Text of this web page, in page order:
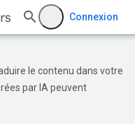
Connexion
le contenu dans votre
par IA peuvent